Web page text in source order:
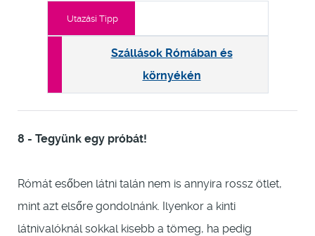
Utazási Tipp
Szállások Rómában és
környékén
8 - Tegyünk egy próbát!
Rómát esőben látni talán nem is annyira rossz ötlet,
mint azt elsőre gondolnánk. Ilyenkor a kinti
látnivalóknál sokkal kisebb a tömeg, ha pedig